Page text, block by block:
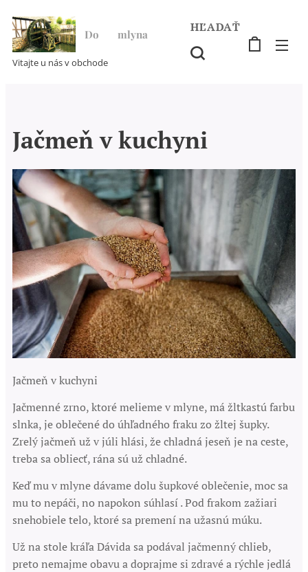
Do ♥ mlyna
Vitajte u nás v obchode
HĽADAŤ
Jačmeň v kuchyni
Jačmeň v kuchyni
Jačmenné zrno, ktoré melieme v mlyne, má žltkastú farbu
slnka, je oblečené do úhľadného fraku zo žltej šupky.
Zrelý jačmeň už v júli hlási, že chladná jeseň je na ceste,
treba sa obliecť, rána sú už chladné.
Keď mu v mlyne dávame dolu šupkové oblečenie, moc sa
mu to nepáči, no napokon súhlasí . Pod frakom zažiari
snehobiele telo, ktoré sa premení na užasnú múku.
Už na stole kráľa Dávida sa podával jačmenný chlieb,
preto nemajme obavu a doprajme si zdravé a rýchle jedlá